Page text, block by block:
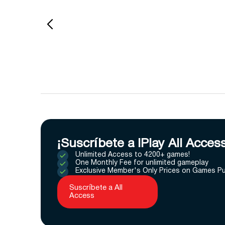
¡Suscríbete a IPlay All
Unlimited Access to 4200+ games!
One Monthly Fee for unlimited gameplay
Exclusive Member's Only Prices on Games
Suscríbete a All
Access